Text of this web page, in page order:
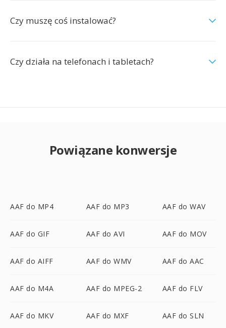
Czy muszę coś instalować?
Czy działa na telefonach i tabletach?
Powiązane konwersje
AAF do MP4 AAF do MP3 AAF do WAV
AAF do GIF AAF do AVI AAF do MOV
AAF do AIFF AAF do WMV AAF do AAC
AAF do M4A AAF do MPEG-2 AAF do FLV
AAF do MKV AAF do MXF AAF do SLN